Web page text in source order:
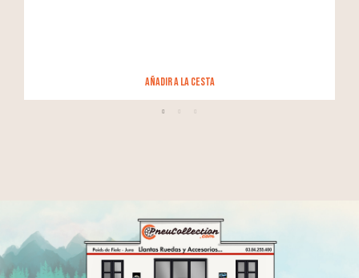
añadir a la cesta